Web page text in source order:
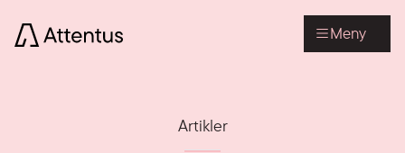
Meny
Artikler